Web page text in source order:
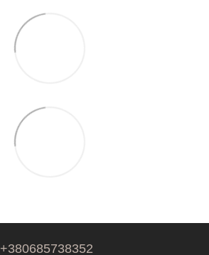
+380685738352